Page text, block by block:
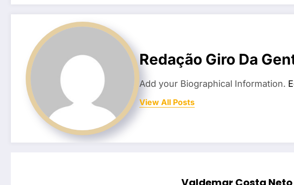
Redação Giro Da
Add your Biographical Information.
View All Posts